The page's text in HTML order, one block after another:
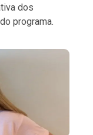
dos
programa.